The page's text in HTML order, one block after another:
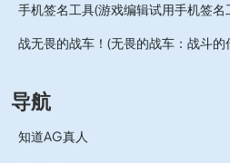
手机签名工具(游戏编辑试用手机签
战无畏的战车！(无畏的战车：战斗的
导航
知道AG真人